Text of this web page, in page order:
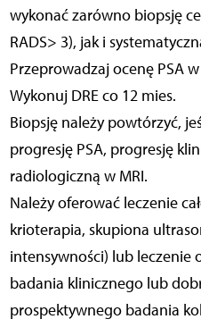
wykonać zarówno biopsję
RADS> 3), jak i
Przeprowadzaj ocenę PSA
Wykonuj DRE co 12 mies.
Biopsję należy powtórzyć,
progresję PSA, progresję
radiologiczną w MRI.
Należy oferować leczenie
krioterapia, skupiona
intensywności) lub leczenie
badania klinicznego lub
prospektywnego badania